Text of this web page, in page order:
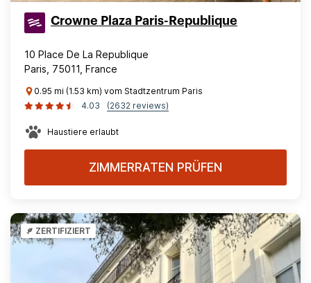
Crowne Plaza Paris-Republique
10 Place De La Republique
Paris, 75011, France
0.95 mi (1.53 km) vom Stadtzentrum Paris
4.03
(2632 reviews)
Haustiere erlaubt
ZIMMERRATEN PRÜFEN
ZERTIFIZIERT